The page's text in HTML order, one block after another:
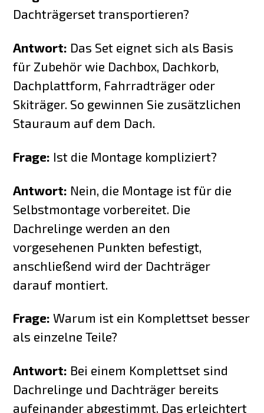
Dachträgerset transportieren?
Antwort: Das Set eignet sich als Basis
für Zubehör wie Dachbox, Dachkorb,
Dachplattform, Fahrradträger oder
Skiträger. So gewinnen Sie zusätzlichen
Stauraum auf dem Dach.
Frage: Ist die Montage kompliziert?
Antwort: Nein, die Montage ist für die
Selbstmontage vorbereitet. Die
Dachrelinge werden an den
vorgesehenen Punkten befestigt,
anschließend wird der Dachträger
darauf montiert.
Frage: Warum ist ein Komplettset besser
als einzelne Teile?
Antwort: Bei einem Komplettset sind
Dachrelinge und Dachträger bereits
aufeinander abgestimmt. Das erleichtert